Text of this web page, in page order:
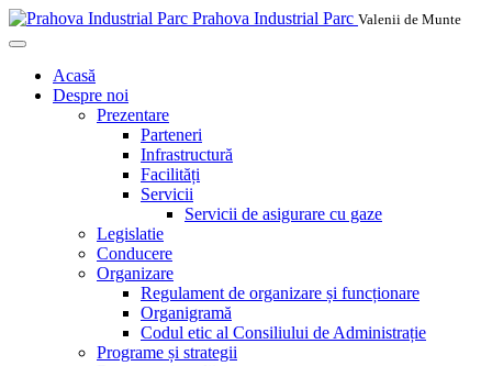
Prahova Industrial Parc Valenii de Munte
Acasă
Despre noi
Prezentare
Parteneri
Infrastructură
Facilități
Servicii
Servicii de asigurare cu gaze
Legislatie
Conducere
Organizare
Regulament de organizare și funcționare
Organigramă
Codul etic al Consiliului de Administrație
Programe și strategii